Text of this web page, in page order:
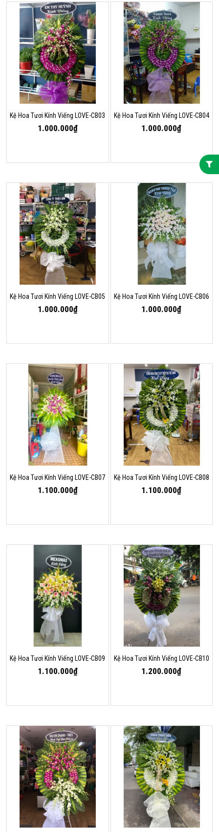
Kệ Hoa Tươi Kính Viếng LOVE-CB03
1.000.000₫
Kệ Hoa Tươi Kính Viếng LOVE-CB04
1.000.000₫
Kệ Hoa Tươi Kính Viếng LOVE-CB05
1.000.000₫
Kệ Hoa Tươi Kính Viếng LOVE-CB06
1.000.000₫
Kệ Hoa Tươi Kính Viếng LOVE-CB07
1.100.000₫
Kệ Hoa Tươi Kính Viếng LOVE-CB08
1.100.000₫
Kệ Hoa Tươi Kính Viếng LOVE-CB09
1.100.000₫
Kệ Hoa Tươi Kính Viếng LOVE-CB10
1.200.000₫